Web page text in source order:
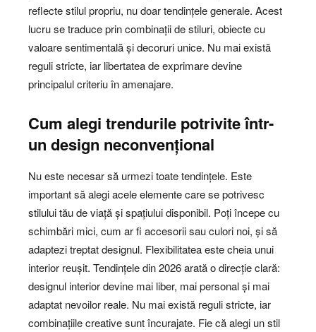
reflecte stilul propriu, nu doar tendințele generale. Acest
lucru se traduce prin combinații de stiluri, obiecte cu
valoare sentimentală și decoruri unice. Nu mai există
reguli stricte, iar libertatea de exprimare devine
principalul criteriu în amenajare.
Cum alegi trendurile potrivite într-
un design neconvențional
Nu este necesar să urmezi toate tendințele. Este
important să alegi acele elemente care se potrivesc
stilului tău de viață și spațiului disponibil. Poți începe cu
schimbări mici, cum ar fi accesorii sau culori noi, și să
adaptezi treptat designul. Flexibilitatea este cheia unui
interior reușit. Tendințele din 2026 arată o direcție clară:
designul interior devine mai liber, mai personal și mai
adaptat nevoilor reale. Nu mai există reguli stricte, iar
combinațiile creative sunt încurajate. Fie că alegi un stil